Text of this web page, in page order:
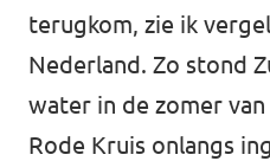
terugkom, zie ik
Nederland. Zo stond
water in de zomer
Rode Kruis onlangs